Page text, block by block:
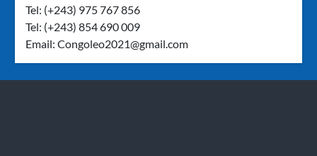
Tel: (+243) 975 767 856
Tel: (+243) 854 690 009
Email:Congoleo2021@gmail.com